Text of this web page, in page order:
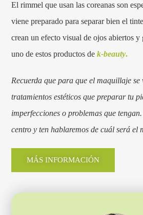
El rimmel que usan las coreanas son
viene preparado para separar bien el
crean un efecto visual de ojos abiertos y
uno de estos productos de k-beauty.
Recuerda que para que el maquillaje se
tratamientos estéticos que preparar tu
imperfecciones o problemas que
centro y ten hablaremos de cuál será el
MÁS INFORMACIÓN